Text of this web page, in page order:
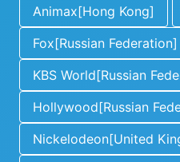
Animax[Hong Kong]
Fox[Russian Federation]
KBS World[Russian
Hollywood[Russian
Nickelodeon[United